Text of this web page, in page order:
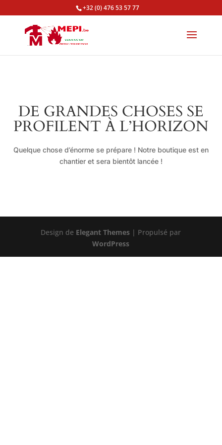
+32 (0) 476 53 57 77
DE GRANDES CHOSES SE
PROFILENT À L’HORIZON
Quelque chose d’énorme se prépare ! Notre boutique est en
chantier et sera bientôt lancée !
Design de Elegant Themes | Propulsé par
WordPress